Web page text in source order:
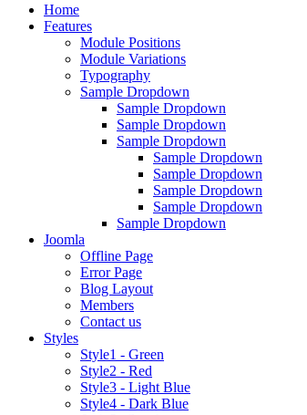
Home
Features
Module Positions
Module Variations
Typography
Sample Dropdown
Sample Dropdown
Sample Dropdown
Sample Dropdown
Sample Dropdown
Sample Dropdown
Sample Dropdown
Sample Dropdown
Sample Dropdown
Joomla
Offline Page
Error Page
Blog Layout
Members
Contact us
Styles
Style1 - Green
Style2 - Red
Style3 - Light Blue
Style4 - Dark Blue